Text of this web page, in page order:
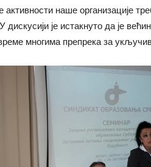
активности наше организације
је истакнуто да је
многима препрека за